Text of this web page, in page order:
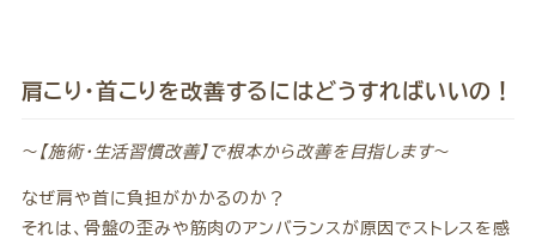
肩こり・首こりを改善するにはどうすればいいの！
～ 【施術・生活習慣改善】で根本から改善を目指します～
なぜ肩や首に負担がかかるのか？
それは、骨盤の歪みや筋肉のアンバランスが原因でストレスを感